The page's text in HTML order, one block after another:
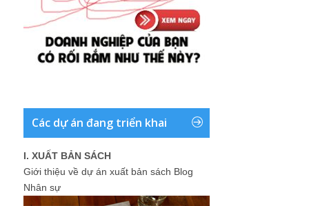
Các dự án đang triển khai
I. XUẤT BẢN SÁCH
Giới thiệu về dự án xuất bản sách Blog
Nhân sự